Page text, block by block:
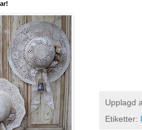
Upplagd
Etiketter: